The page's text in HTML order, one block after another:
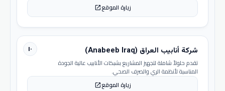
زيارة الموقعopen_in_new
١٠ شركة أنابيب العراق (Anabeeb Iraq)
تقدم حلولاً شاملة لتجهيز المشاريع بشبكات الأنابيب عالية الجودة
المناسبة لأنظمة الري والصرف الصحي.
زيارة الموقعopen_in_new